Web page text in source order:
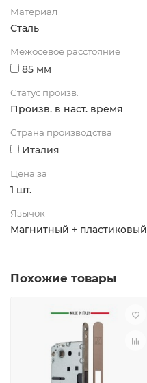
Материал
Сталь
Межосевое расстояние
85 мм
Статус произв.
Произв. в наст. время
Страна производства
Италия
Цена за
1 шт.
Язычок
Магнитный + пластиковый
Похожие товары